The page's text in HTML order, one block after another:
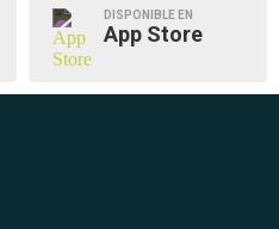
DISPONIBLE EN
App Store